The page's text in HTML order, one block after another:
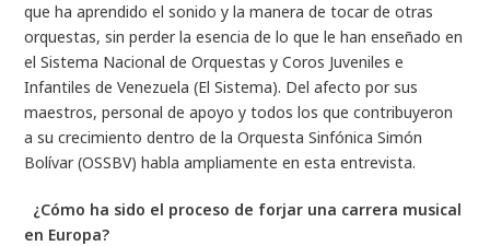
que ha aprendido el sonido y la manera de tocar de otras
orquestas, sin perder la esencia de lo que le han enseñado en
el Sistema Nacional de Orquestas y Coros Juveniles e
Infantiles de Venezuela (El Sistema). Del afecto por sus
maestros, personal de apoyo y todos los que contribuyeron
a su crecimiento dentro de la Orquesta Sinfónica Simón
Bolívar (OSSBV) habla ampliamente en esta entrevista.
¿Cómo ha sido el proceso de forjar una carrera musical
en Europa?